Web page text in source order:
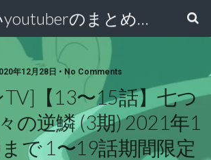
面白いyoutuberのまとめ動画
年12月28日 • No Comments
【13〜15話】七つ
の逆鱗 (3期) 2021年1
で 1〜19話期間限定